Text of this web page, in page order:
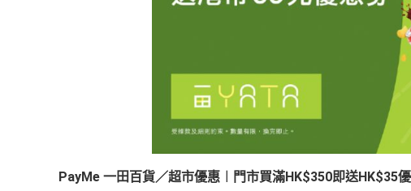
PayMe 一田百貨／超市優惠︱門市買滿HK$350即送HK$35